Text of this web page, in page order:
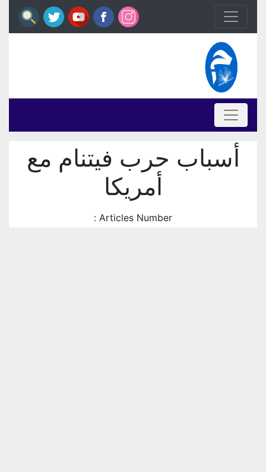
أسباب حرب فيتنام مع
أمريكا
Articles Number :